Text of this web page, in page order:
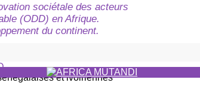
sociétale des acteurs
(ODD) en Afrique.
du continent.